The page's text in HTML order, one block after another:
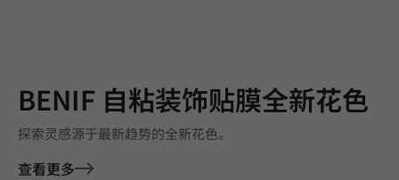
BENIF 自粘装饰贴膜全新花色
探索灵感源于最新趋势的全新花色。
查看更多